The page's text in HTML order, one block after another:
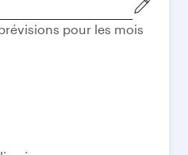
pour les mois